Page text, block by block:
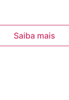
Saiba mais